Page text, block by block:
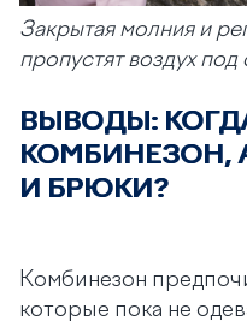
Закрытая молния и
пропустят воздух под
ВЫВОДЫ:
КОМБИНЕЗОН,
И БРЮКИ?
Комбинезон
которые пока не